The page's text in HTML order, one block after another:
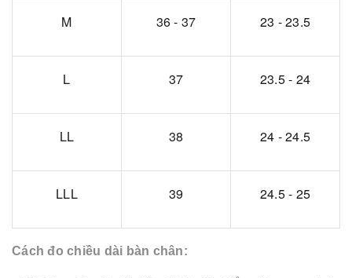
M 36 - 37 23 - 23.5
L 37 23.5 - 24
LL 38 24 - 24.5
LLL 39 24.5 - 25
Cách đo chiều dài bàn chân: